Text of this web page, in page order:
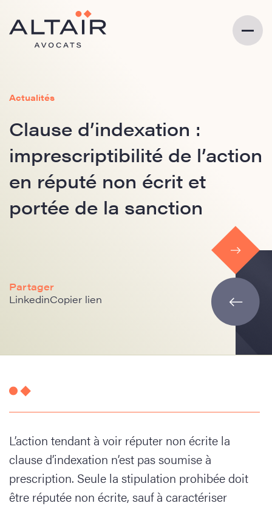
Actualités
Clause d’indexation :
imprescriptibilité de l’action
en réputé non écrit et
portée de la sanction
Partager
LinkedinCopier lien
L’action tendant à voir réputer non écrite la
clause d’indexation n’est pas soumise à
prescription. Seule la stipulation prohibée doit
être réputée non écrite, sauf à caractériser